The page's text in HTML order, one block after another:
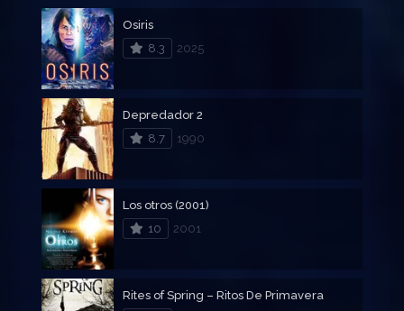
Osiris
8.3
2025
Depredador 2
8.7
1990
Los otros (2001)
10
2001
Rites of Spring – Ritos De Primavera